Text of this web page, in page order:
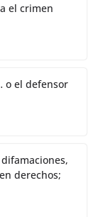
el crimen
o el defensor
derechos;